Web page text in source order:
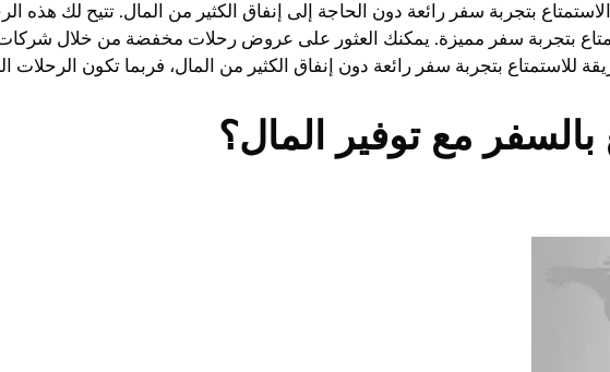
بتجربة سفر رائعة دون الحاجة إلى إنفاق الكثير من المال. تتيح لك
بتجربة سفر مميزة. يمكنك العثور على عروض رحلات مخفضة من خلال
بتجربة سفر رائعة دون إنفاق الكثير من المال، فربما تكون الرحلات
مع توفير المال؟